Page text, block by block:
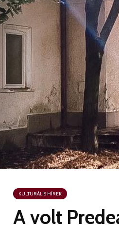
KULTURÁLIS HÍREK
A volt